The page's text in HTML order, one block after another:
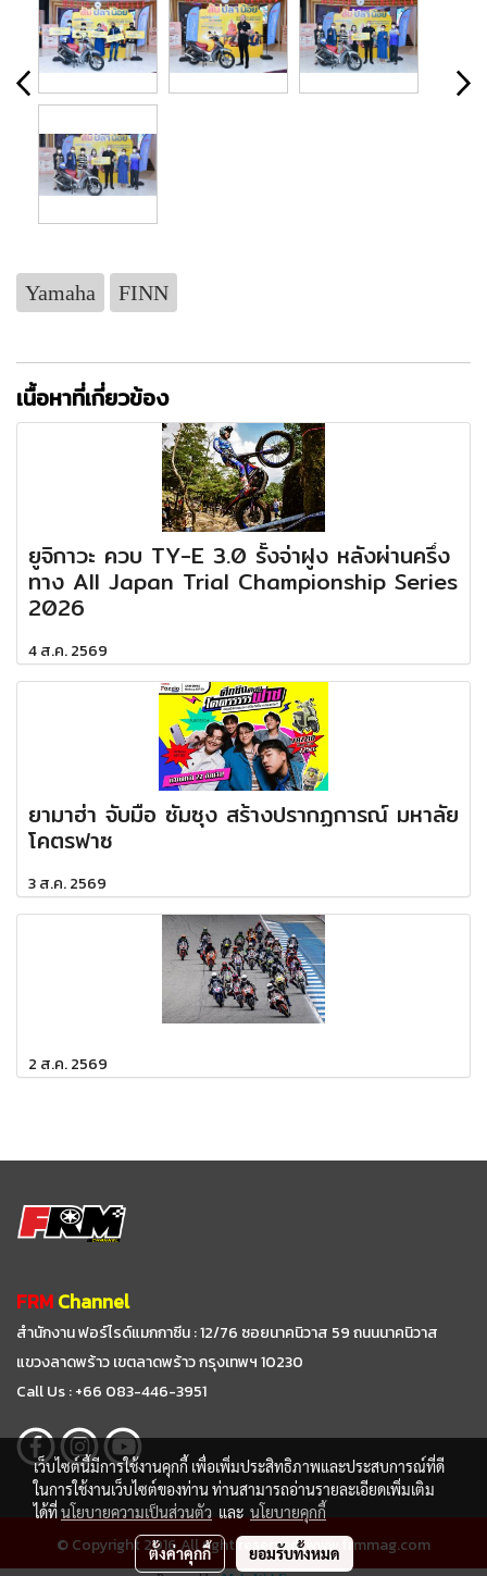
Yamaha FINN
เนื้อหาที่เกี่ยวข้อง
ยูจิกาวะ ควบ TY-E 3.0 รั้งจ่าฝูง หลังผ่านครึ่ง
ทาง All Japan Trial Championship Series
2026
4 ส.ค. 2569
ยามาฮ่า จับมือ ซัมซุง สร้างปรากฏการณ์ มหาลัย
โคตรฟาซ
3 ส.ค. 2569
2 ส.ค. 2569
FRMChannel
สำนักงาน ฟอร์ไรด์แมกกาซีน : 12/76 ซอยนาคนิวาส 59ถนนนาคนิวาส
แขวงลาดพร้าว เขตลาดพร้าว กรุงเทพฯ 10230
Call Us : +66 083-446-3951
© Copyright 2016 All right reserved. www.frmmag.com
เว็บไซต์นี้มีการใช้งานคุกกี้ เพื่อเพิ่มประสิทธิภาพและประสบการณ์ที่ดี
ในการใช้งานเว็บไซต์ของท่าน ท่านสามารถอ่านรายละเอียดเพิ่มเติม
ได้ที่นโยบายความเป็นส่วนตัว และ นโยบายคุกกี้
ตั้งค่าคุกกี้ ยอมรับทั้งหมด